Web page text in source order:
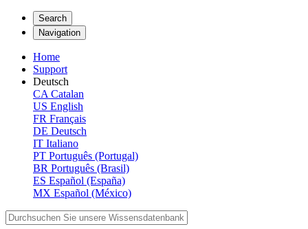
Search
Navigation
Home
Support
Deutsch
CA Catalan
US English
FR Français
DE Deutsch
IT Italiano
PT Português (Portugal)
BR Português (Brasil)
ES Español (España)
MX Español (México)